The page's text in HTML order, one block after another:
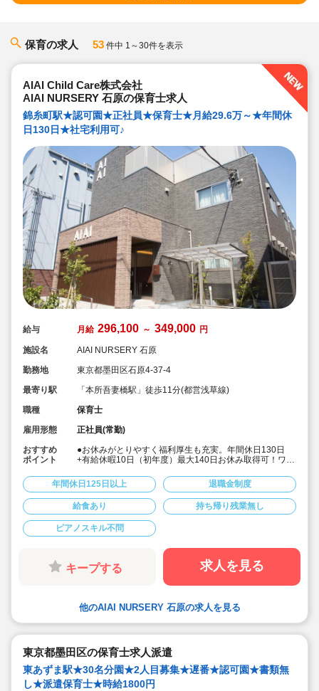
保育の求人 53 件中 1～30件を表示
AIAI Child Care株式会社
AIAI NURSERY 石原の保育士求人
錦糸町駅★認可園★正社員★保育士★月給29.6万～★年間休
日130日★社宅利用可♪
給与 月給 296,100 ～ 349,000 円
施設名
AIAI NURSERY 石原
勤務地
東京都墨田区石原4-37-4
最寄り駅
「本所吾妻橋駅」徒歩11分(都営浅草線)
職種
保育士
雇用形態
正社員(常勤)
おすすめ
ポイント
●お休みがとりやすく福利厚生も充実。年間休日130日
+有給休暇10日（初年度）最大140日お休み取得可！ワー
●給食費補助、借り上げ社宅制度あり、退職金制度など福
利厚生も充実しています
●少人数制保育で子ども一人ひとりに寄り添う保育ができ
ます。
●チーム保育で複数担任制を取っております。
●保育に専念できる環境づくり
連絡帳や日誌のアプリ化を始め、園だより等も手書き作
業がありません。ICTツールで書類作成の負担を軽減して
●子ども主体の温かみのある保育環境を大切にしていま
す。大型遊具や床暖房完備の快適な保育室など、充実し
別療育も行っています。療育へのキャリアチェンジも可
制度を用意しています。
●宿舎借り上げ制度利用可能です！※敷金・礼金等会社が
負担してくださいます
年間休日125日以上 退職金制度
給食あり 持ち帰り残業無し
ピアノスキル不問
キープする 求人を見る
他のAIAI NURSERY 石原の求人を見る
東京都墨田区の保育士求人派遣
東あずま駅★30名分園★2人目募集★遅番★認可園★書類無
し★派遣保育士★時給1800円